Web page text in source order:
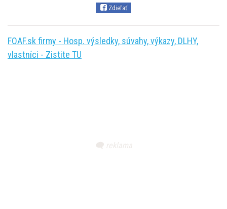
Zdieľať
FOAF.sk firmy - Hosp. výsledky, súvahy, výkazy, DLHY,
vlastníci - Zistite TU